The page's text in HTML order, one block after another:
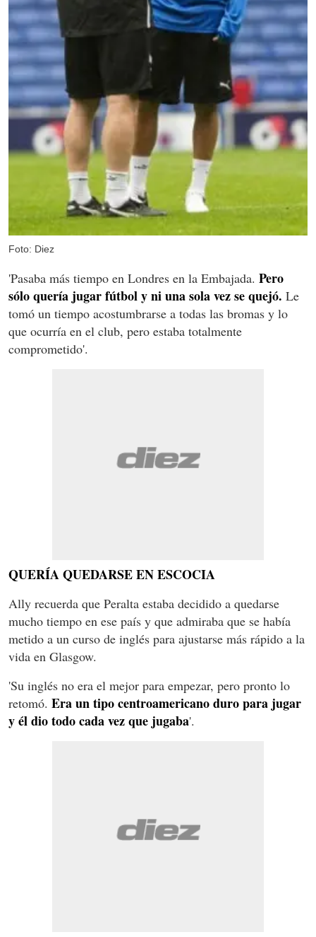
Foto: Diez
'Pasaba más tiempo en Londres en la Embajada. Pero
sólo quería jugar fútbol y ni una sola vez se quejó. Le
tomó un tiempo acostumbrarse a todas las bromas y lo
que ocurría en el club, pero estaba totalmente
comprometido'.
QUERÍA QUEDARSE EN ESCOCIA
Ally recuerda que Peralta estaba decidido a quedarse
mucho tiempo en ese país y que admiraba que se había
metido a un curso de inglés para ajustarse más rápido a la
vida en Glasgow.
'Su inglés no era el mejor para empezar, pero pronto lo
retomó. Era un tipo centroamericano duro para jugar
y él dio todo cada vez que jugaba'.